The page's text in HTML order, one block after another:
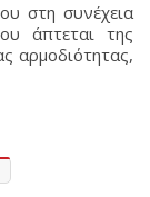
στη συνέχεια
άπτεται της
αρμοδιότητας,